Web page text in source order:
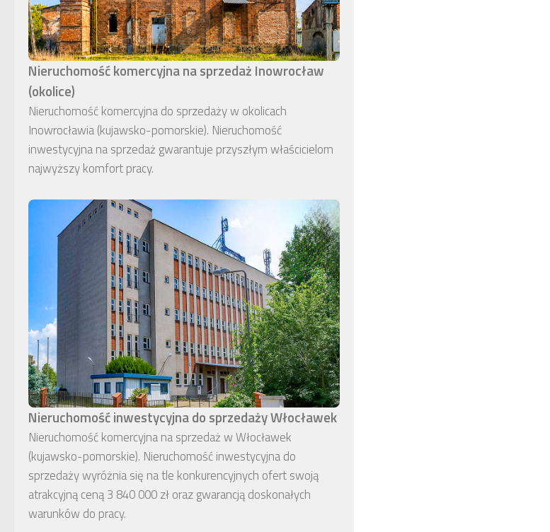
Nieruchomość komercyjna na sprzedaż Inowrocław
(okolice)
Nieruchomość komercyjna do sprzedaży w okolicach
Inowrocławia (kujawsko-pomorskie). Nieruchomość
inwestycyjna na sprzedaż gwarantuje przyszłym właścicielom
najwyższy komfort pracy.
Nieruchomość inwestycyjna do sprzedaży Włocławek
Nieruchomość komercyjna na sprzedaż w Włocławek
(kujawsko-pomorskie). Nieruchomość inwestycyjna do
sprzedaży wyróżnia się na tle konkurencyjnych ofert swoją
atrakcyjną ceną 3 840 000 zł oraz gwarancją doskonałych
warunków do pracy.